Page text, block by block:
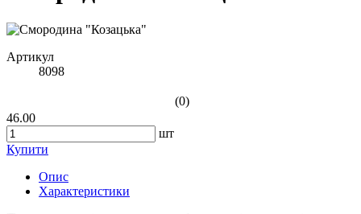
Артикул
8098
(0)
46.00
шт
Купити
Опис
Характеристики